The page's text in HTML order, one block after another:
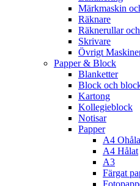
Märkmaskin
Räknare
Räknerullar
Skrivare
Övrigt
Papper & Block
Blanketter
Block och
Kartong
Kollegieblock
Notisar
Papper
A4
A4 Hålat
A3
Färgat